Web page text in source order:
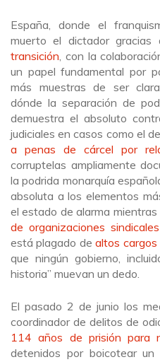
España, donde el
muerto el dictador
transición , con la
un papel fundamental por
más muestras de ser
dónde la separación de
demuestra el absoluto
judiciales en casos como el
a penas de cárcel por
corruptelas ampliamente
la podrida monarquía
absoluta a los elementos
el estado de alarma mientras
de organizaciones
está plagado dealtos
que ningún gobierno,
historia” muevan un dedo.
El pasado 2 de junio los
coordinador de delitos de
114 años de prisión para
detenidos por boicotear